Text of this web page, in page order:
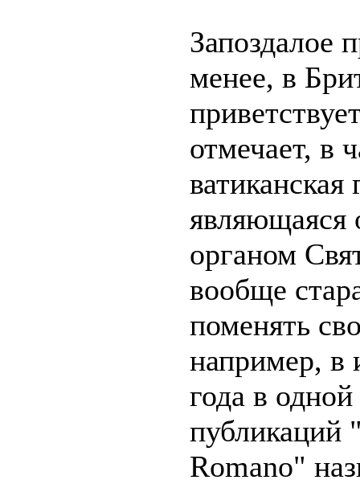
Запоздалое
менее, в
отмечает, в
ватиканская
органом
вообще
поменять
например, в
года в
публикаций
Romano"